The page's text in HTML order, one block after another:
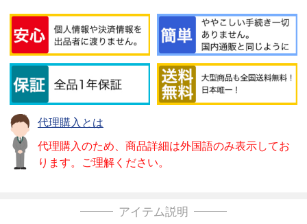
代理購入とは
代理購入のため、商品詳細は外国語のみ表示してお
ります。ご理解ください。
アイテム説明